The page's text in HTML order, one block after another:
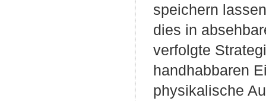
speichern
dies in
verfolgte
handhabbaren
physikalische